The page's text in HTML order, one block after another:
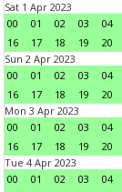
Sat 1 Apr 2023
00
01 02 03 04
16
17 18 19 20
Sun 2 Apr 2023
00
01 02 03 04
16
17 18 19 20
Mon 3 Apr 2023
00
01 02 03 04
16
17 18 19 20
Tue 4 Apr 2023
00
01 02 03 04